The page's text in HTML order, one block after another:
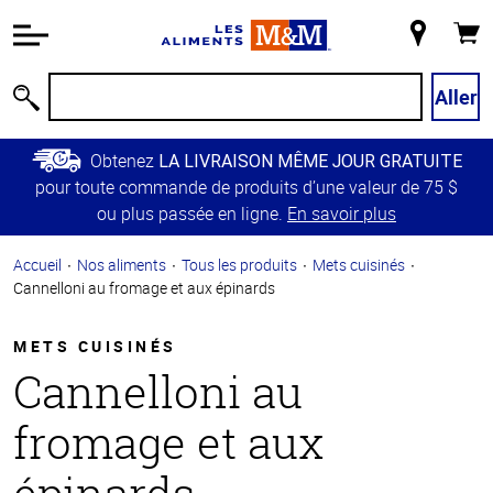
relative à
Passer
contenu
principal
Retour à
principale
magasin
Aller
Obtenez LA LIVRAISON MÊME JOUR GRATUITE
pour toute commande de produits d’une valeur de 75 $
ou plus passée en ligne. En savoir plus
Accueil Nos aliments Tous les produits
Mets cuisinés
Cannelloni au fromage et aux épinards
METS CUISINÉS
Cannelloni au
fromage et aux